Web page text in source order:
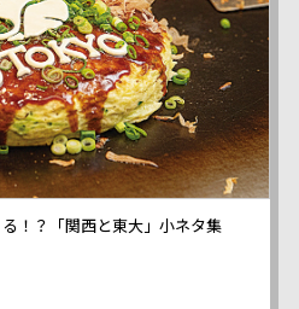
！？「関西と東大」小ネタ集